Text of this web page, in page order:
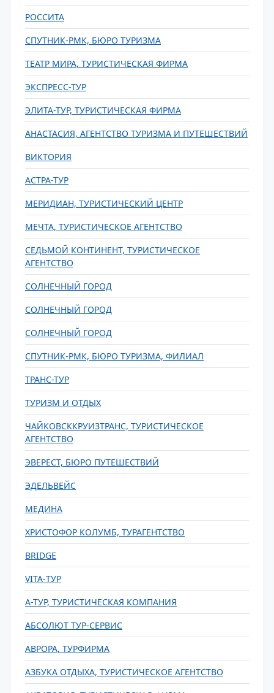
РОССИТА
СПУТНИК-РМК, БЮРО ТУРИЗМА
ТЕАТР МИРА, ТУРИСТИЧЕСКАЯ ФИРМА
ЭКСПРЕСС-ТУР
ЭЛИТА-ТУР, ТУРИСТИЧЕСКАЯ ФИРМА
АНАСТАСИЯ, АГЕНТСТВО ТУРИЗМА И ПУТЕШЕСТВИЙ
ВИКТОРИЯ
АСТРА-ТУР
МЕРИДИАН, ТУРИСТИЧЕСКИЙ ЦЕНТР
МЕЧТА, ТУРИСТИЧЕСКОЕ АГЕНТСТВО
СЕДЬМОЙ КОНТИНЕНТ, ТУРИСТИЧЕСКОЕ
АГЕНТСТВО
СОЛНЕЧНЫЙ ГОРОД
СОЛНЕЧНЫЙ ГОРОД
СОЛНЕЧНЫЙ ГОРОД
СПУТНИК-РМК, БЮРО ТУРИЗМА, ФИЛИАЛ
ТРАНС-ТУР
ТУРИЗМ И ОТДЫХ
ЧАЙКОВСККРУИЗТРАНС, ТУРИСТИЧЕСКОЕ
АГЕНТСТВО
ЭВЕРЕСТ, БЮРО ПУТЕШЕСТВИЙ
ЭДЕЛЬВЕЙС
МЕДИНА
ХРИСТОФОР КОЛУМБ, ТУРАГЕНТСТВО
BRIDGE
VITA-ТУР
А-ТУР, ТУРИСТИЧЕСКАЯ КОМПАНИЯ
АБСОЛЮТ ТУР-СЕРВИС
АВРОРА, ТУРФИРМА
АЗБУКА ОТДЫХА, ТУРИСТИЧЕСКОЕ АГЕНТСТВО